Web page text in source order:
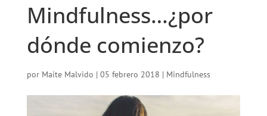
Mindfulness…¿por
dónde comienzo?
por Maite Malvido | 05 febrero 2018 | Mindfulness